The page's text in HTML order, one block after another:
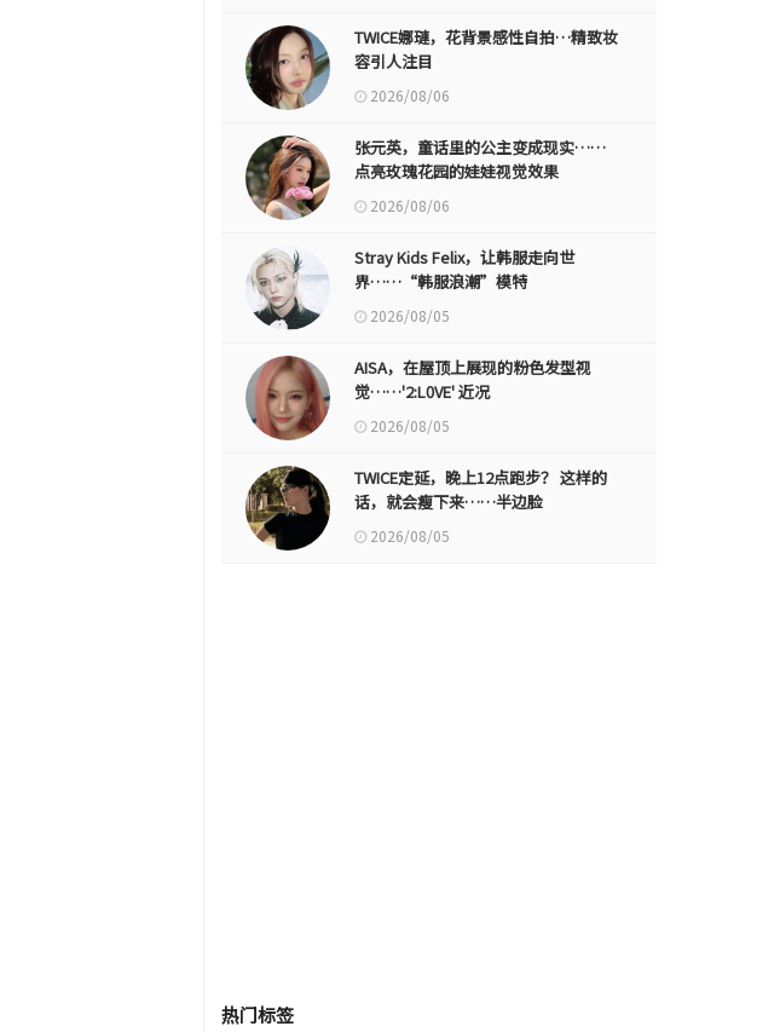
TWICE娜璉，花背景感性自拍…精致妆
容引人注目
2026/08/06
张元英，童话里的公主变成现实……
点亮玫瑰花园的娃娃视觉效果
2026/08/06
Stray Kids Felix，让韩服走向世
界……“韩服浪潮”模特
2026/08/05
AISA，在屋顶上展现的粉色发型视
觉……'2:L0VE' 近况
2026/08/05
TWICE定延，晚上12点跑步？ 这样的
话，就会瘦下来……半边脸
2026/08/05
热门标签